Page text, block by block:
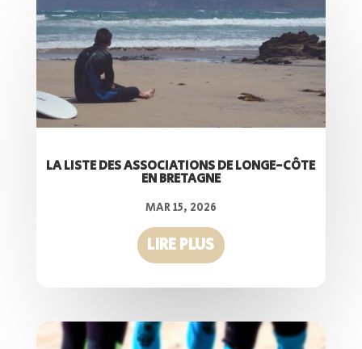
LA LISTE DES ASSOCIATIONS DE LONGE-CÔTE
EN BRETAGNE
MAR 15, 2026
LIRE PLUS